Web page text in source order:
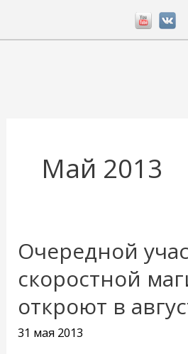
Май 2013
Очередной
скоростной
откроют в
31 мая 2013
Очередной
участок
скоростной
магистрали
откроют